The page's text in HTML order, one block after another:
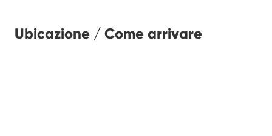
Ubicazione / Come arrivare